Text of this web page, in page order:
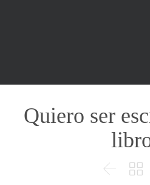
Quiero ser
 